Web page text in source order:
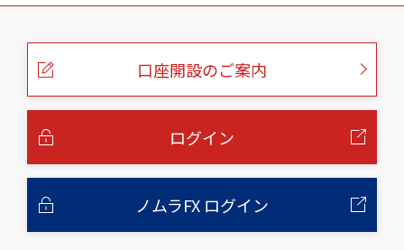
こ
口座開設のご案内
ログイン
ノムラFX ログイン